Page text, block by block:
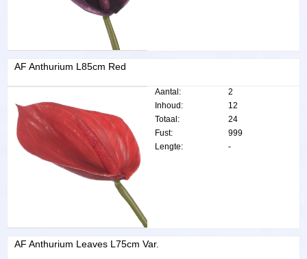
AF Anthurium L85cm Red
Aantal:
2
Inhoud:
12
Totaal:
24
Fust:
999
Lengte:
-
AF Anthurium Leaves L75cm Var.